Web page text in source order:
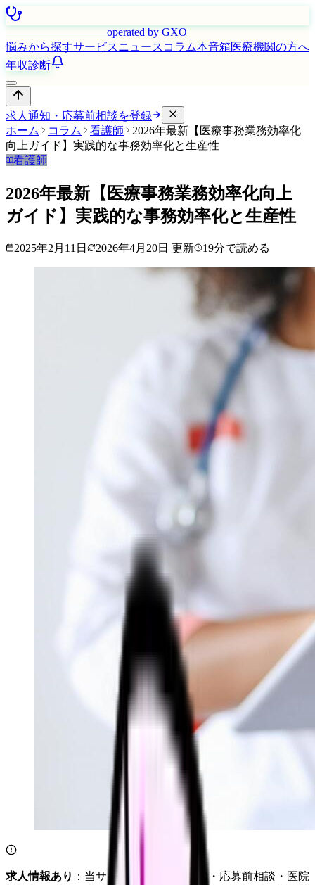
operated by GXO
悩みから探すサービスニュース コラム本音箱医療機関の方へ
年収診断
求人通知・応募前相談を登録
ホーム
コラム 看護師
2026年最新【医療事務業務効率化
向上ガイド】実践的な事務効率化と生産性
看護師
2026年最新【医療事務業務効率化向上
ガイド】実践的な事務効率化と生産性
2025年2月11日 2026年4月20日 更新 19分で読める
求人情報あり ：当サイトは自社求人通知・応募前相談・医院